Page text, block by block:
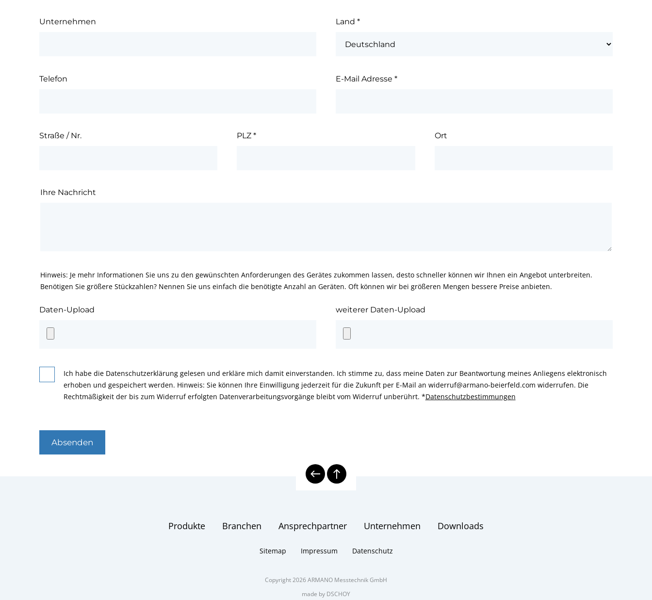
Unternehmen Land *
Telefon E-Mail Adresse *
Straße / Nr. PLZ* Ort
Ihre Nachricht
Hinweis: Je mehr Informationen Sie uns zu den gewünschten Anforderungen des Gerätes zukommen lassen, desto schneller können wir Ihnen ein Angebot unterbreiten.
Benötigen Sie größere Stückzahlen? Nennen Sie uns einfach die benötigte Anzahl an Geräten. Oft können wir bei größeren Mengen bessere Preise anbieten.
Daten-Upload weiterer Daten-Upload
Ich habe die Datenschutzerklärung gelesen und erkläre mich damit einverstanden. Ich stimme zu, dass meine Daten zur Beantwortung meines Anliegens elektronisch
erhoben und gespeichert werden. Hinweis: Sie können Ihre Einwilligung jederzeit für die Zukunft per E-Mail an widerruf@armano-beierfeld.com widerrufen. Die
Rechtmäßigkeit der bis zum Widerruf erfolgten Datenverarbeitungsvorgänge bleibt vom Widerruf unberührt. *Datenschutzbestimmungen
Absenden
Produkte Branchen Ansprechpartner Unternehmen Downloads
Sitemap Impressum Datenschutz
Copyright 2026 ARMANO Messtechnik GmbH
made by DSCHOY